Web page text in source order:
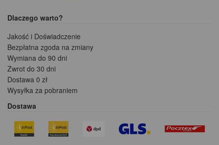
Dlaczego warto?
Jakość i Doświadczenie
Bezpłatna zgoda na zmiany
Wymiana do 90 dni
Zwrot do 30 dni
Dostawa 0 zł
Wysyłka za pobraniem
Dostawa